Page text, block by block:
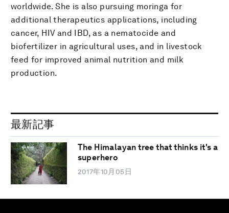
worldwide. She is also pursuing moringa for
additional therapeutics applications, including
cancer, HIV and IBD, as a nematocide and
biofertilizer in agricultural uses, and in livestock
feed for improved animal nutrition and milk
production.
最新記事
The Himalayan tree that thinks it's a
superhero
2017年10月05日